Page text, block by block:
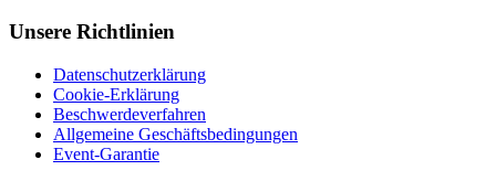
Unsere Richtlinien
Datenschutzerklärung
Cookie-Erklärung
Beschwerdeverfahren
Allgemeine Geschäftsbedingungen
Event-Garantie